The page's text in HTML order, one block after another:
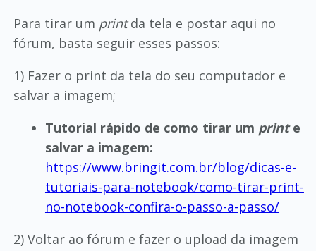
Para tirar um printda tela e postar aqui no
fórum, basta seguir esses passos:
1) Fazer o print da tela do seu computador e
salvar a imagem;
Tutorial rápido de como tirar um printe
salvar a imagem:
https://www.bringit.com.br/blog/dicas-e-
tutoriais-para-notebook/como-tirar-print-
no-notebook-confira-o-passo-a-passo/
2) Voltar ao fórum e fazer o upload da imagem